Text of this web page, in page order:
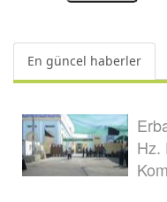
En güncel haberler
Hz.